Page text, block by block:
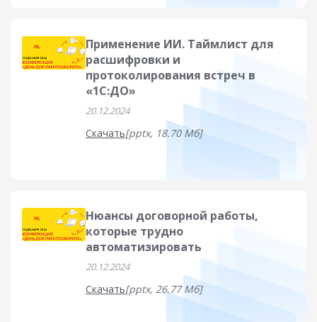
Применение ИИ. Таймлист для
расшифровки и
протоколирования встреч в
«1С:ДО»
20.12.2024
Скачать[pptx, 18.70 Мб]
Нюансы договорной работы,
которые трудно
автоматизировать
20.12.2024
Скачать[pptx, 26.77 Мб]